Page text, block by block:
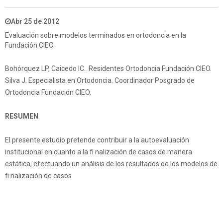
Abr 25 de 2012
Evaluación sobre modelos terminados en ortodoncia en la
Fundación CIEO
Bohórquez LP, Caicedo IC. Residentes Ortodoncia Fundación CIEO.
Silva J. Especialista en Ortodoncia. Coordinador Posgrado de
Ortodoncia Fundación CIEO.
RESUMEN
El presente estudio pretende contribuir a la autoevaluación
institucional en cuanto a la fi nalización de casos de manera
estática, efectuando un análisis de los resultados de los modelos de
fi nalización de casos